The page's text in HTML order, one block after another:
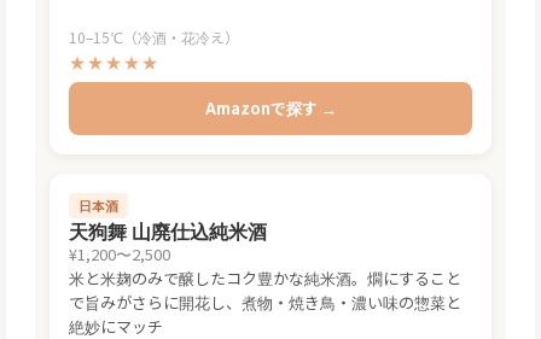
10–15℃（冷酒・花冷え）
★★★★★
Amazonで探す →
日本酒
天狗舞 山廃仕込純米酒
¥1,200〜2,500
米と米麹のみで醸したコク豊かな純米酒。燗にすること
で旨みがさらに開花し、煮物・焼き鳥・濃い味の惣菜と
絶妙にマッチ